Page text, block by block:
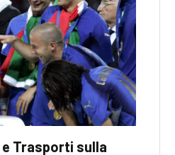
Trasporti sulla